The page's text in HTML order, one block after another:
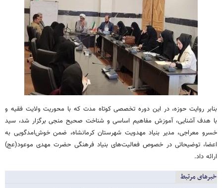
بنابر روایت حوزه، در این دوره تخصصی کوتاه ‌مدت که با محوریت ولایت فقیه و
با هدف آشنایی، آموزش مفاهیم اساسی و شناخت صحیح منجی برگزار شد، سید
خسرو معراجی، مدیر بنیاد مهدویت شهرستان کرمانشاه، ضمن خوش‌امدگویی به
اعضا، توضیحاتی در خصوص فعالیت‌های بنیاد فرهنگی حضرت مهدی موعود(عج)
ارائه داد.
خبرهای مرتبط